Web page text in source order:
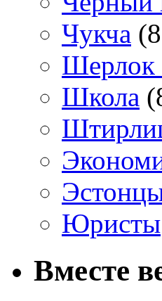
Чукча
Шерлок
Школа
Юристы
Вместе